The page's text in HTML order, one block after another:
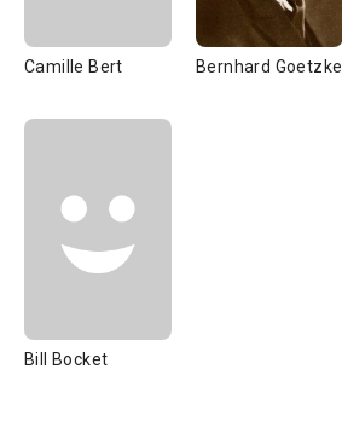
Camille Bert Bernhard Goetzke
Bill Bocket